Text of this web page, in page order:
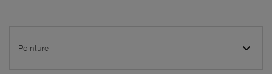
Pointure